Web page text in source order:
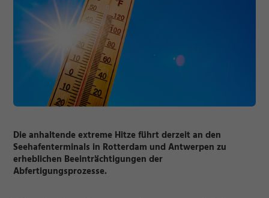
Die anhaltende extreme Hitze führt derzeit an den
Seehafenterminals in Rotterdam und Antwerpen zu
erheblichen Beeinträchtigungen der
Abfertigungsprozesse.